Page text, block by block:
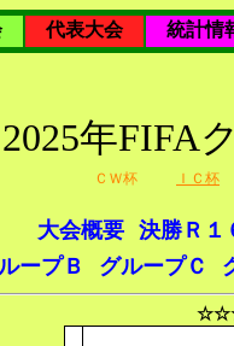
代表大会 統計情
2025年FIFA
ＣＷ杯 ＩＣ杯
大会概要 決勝Ｒ１
ープＢ グループＣ